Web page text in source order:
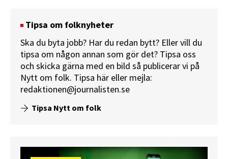
Tipsa om folknyheter
Ska du byta jobb? Har du redan bytt? Eller vill du
tipsa om någon annan som gör det? Tipsa oss
och skicka gärna med en bild så publicerar vi på
Nytt om folk. Tipsa här eller mejla:
redaktionen@journalisten.se
Tipsa Nytt om folk